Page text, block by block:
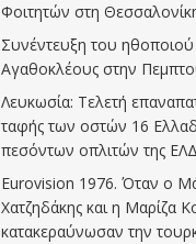
Φοιτητών στη
Συνέντευξη του
Αγαθοκλέους στην
Λευκωσία: Τελετή
ταφής των οστών 16
πεσόντων οπλιτών της
Eurovision 1976. Όταν ο
Χατζηδάκης και η Μαρίζα
κατακεραύνωσαν την